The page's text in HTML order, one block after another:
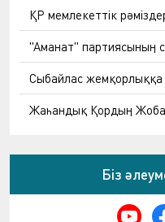
ҚР мемлекеттік
"Аманат" партиясының
Сыбайлас жемқорлыққа
Жаһандық Қордың
Біз